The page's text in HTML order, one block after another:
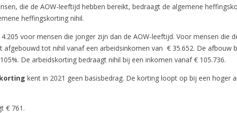
die de AOW-leeftijd hebben bereikt, bedraagt de algemene
heffingskorting nihil.
voor mensen die jonger zijn dan de AOW-leeftijd. Voor mensen die
tot nihil vanaf een arbeidsinkomen van € 35.652. De afbouw
De arbeidskorting bedraagt nihil bij een inkomen vanaf € 105.736.
kent in 2021 geen basisbedrag. De korting loopt op bij een hoger
€ 761.